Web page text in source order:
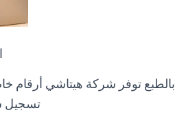
بالطبع توفر شركة هيتاشي أرقام
تسجيل